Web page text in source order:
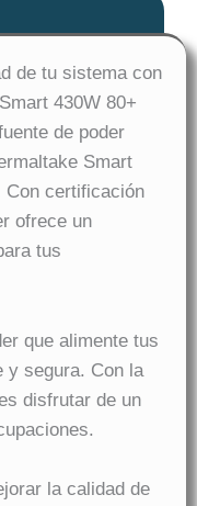
de tu sistema con
430W 80+
de poder
Smart
Con certificación
ofrece un
tus
que alimente tus
y segura. Con la
disfrutar de un
la calidad de